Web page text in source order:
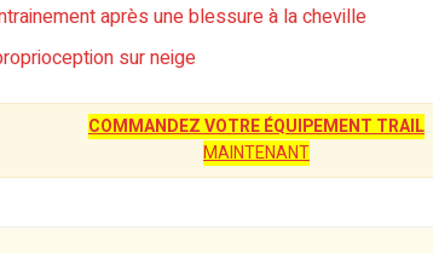
après une blessure à la cheville
sur neige
COMMANDEZ VOTRE ÉQUIPEMENT TRAIL
MAINTENANT